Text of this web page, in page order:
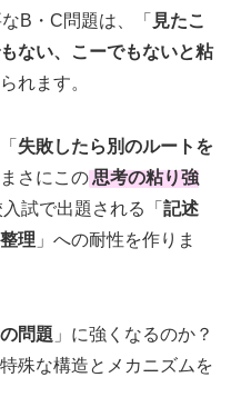
B・C問題は、「 見たこ
ない、こーでもないと粘
れます。
失敗したら別のルートを
さにこの思考の粘り強
試で出題される「記述
理 」への耐性を作りま
問題 」に強くなるのか？
殊な構造とメカニズムを